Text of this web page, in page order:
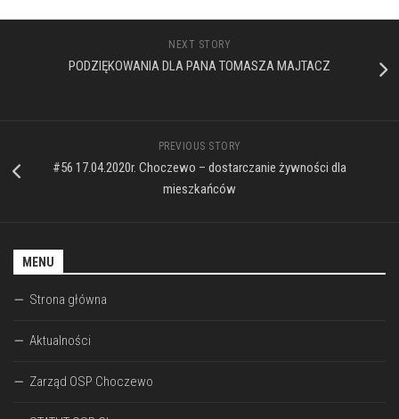
NEXT STORY
PODZIĘKOWANIA DLA PANA TOMASZA MAJTACZ
PREVIOUS STORY
#56 17.04.2020r. Choczewo – dostarczanie żywności dla
mieszkańców
MENU
Strona główna
Aktualności
Zarząd OSP Choczewo